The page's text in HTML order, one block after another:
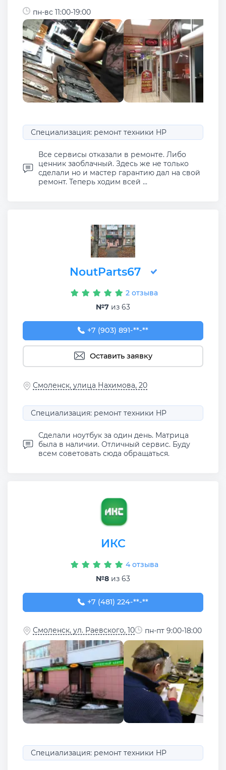
пн-вс 11:00-19:00
Специализация: ремонт техники HP
Все сервисы отказали в ремонте. Либо
ценник заоблачный. Здесь же не только
сделали но и мастер гарантию дал на свой
ремонт. Теперь ходим всей ...
NoutParts67
2 отзыва
№7 из 63
+7 (903) 891-75-14
+7 (903) 891-**-**
Оставить заявку
Смоленск, улица Нахимова, 20
Специализация: ремонт техники HP
Сделали ноутбук за один день. Матрица
была в наличии. Отличный сервис. Буду
всем советовать сюда обращаться.
ИКС
4 отзыва
№8 из 63
+7 (481) 224-03-76
+7 (481) 224-**-**
Смоленск, ул. Раевского, 10 пн-пт 9:00-18:00
Специализация: ремонт техники HP